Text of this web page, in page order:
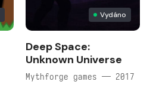
Vydáno
Deep Space:
Unknown Universe
Mythforge games — 2017